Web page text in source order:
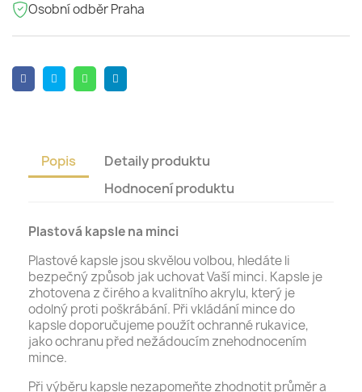
Osobní odběr Praha
Popis
Detaily produktu
Hodnocení produktu
Plastová kapsle na minci
Plastové kapsle jsou skvělou volbou, hledáte li
bezpečný způsob jak uchovat Vaší minci. Kapsle je
zhotovena z čirého a kvalitního akrylu, který je
odolný proti poškrábání. Při vkládání mince do
kapsle doporučujeme použít ochranné rukavice,
jako ochranu před nežádoucím znehodnocením
mince.
Při výběru kapsle nezapomeňte zhodnotit průměr a